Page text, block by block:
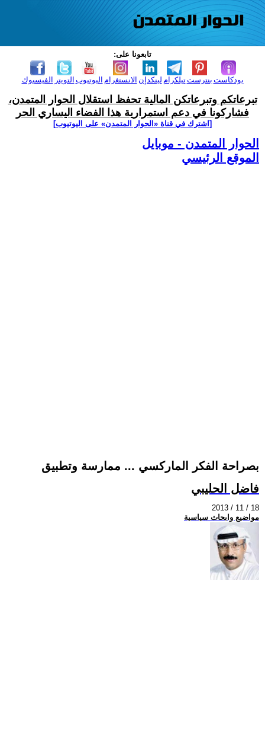
تابعونا على:
الفيسبوك التويتر اليوتيوب الانستغرام لينكدإن تيلكرامبنترست بودكاست
تبرعاتكم وتبرعاتكن المالية تحفظ استقلال الحوار المتمدن،
فشاركونا في دعم استمرارية هذا الفضاء اليساري الحر
[اشترك في قناة ‫«الحوار المتمدن» على اليوتيوب]
الحوار المتمدن - موبايل
الموقع الرئيسي
بصراحة الفكر الماركسي ... ممارسة وتطبيق
فاضل الحليبي
2013 / 11 / 18
مواضيع وابحاث سياسية